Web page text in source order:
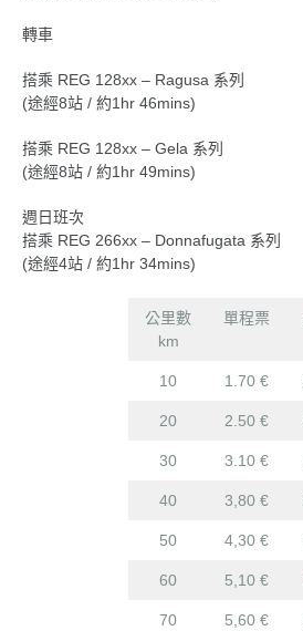
轉車
搭乘 REG 128xx – Ragusa 系列
(途經8站 / 約1hr 46mins)
搭乘 REG 128xx – Gela 系列
(途經8站 / 約1hr 49mins)
週日班次
搭乘 REG 266xx – Donnafugata 系列
(途經4站 / 約1hr 34mins)
公里數
km
單程票
10 1.70 €
20 2.50 €
30 3.10 €
40 3,80 €
50 4,30 €
60 5,10 €
70 5,60 €